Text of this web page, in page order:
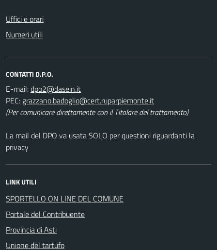
Uffici e orari
Numeri utili
CONTATTI D.P.O.
E-mail:
PEC:
(Per comunicare direttamente con il Titolare del trattamento)
La mail del DPO va usata SOLO per questioni riguardanti la
privacy
LINK UTILI
SPORTELLO ON LINE DEL COMUNE
Portale del Contribuente
Provincia di Asti
Unione del tartufo